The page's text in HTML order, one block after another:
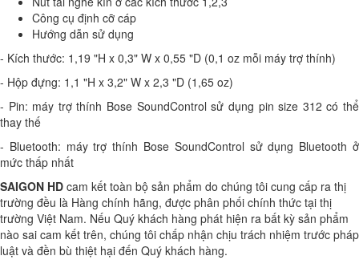
Công cụ định cỡ cáp
Hướng dẫn sử dụng
- Kích thước: 1,19 "H x 0,3" W x 0,55 "D (0,1 oz mỗi máy trợ thính)
- Hộp đựng: 1,1 "H x 3,2" W x 2,3 "D (1,65 oz)
- Pin: máy trợ thính Bose SoundControl sử dụng pin size 312 có thể
thay thế
- Bluetooth: máy trợ thính Bose SoundControl sử dụng Bluetooth ở
mức thấp nhất
SAIGON HD cam kết toàn bộ sản phẩm do chúng tôi cung cấp ra thị
trường đều là Hàng chính hãng, được phân phối chính thức tại thị
trường Việt Nam. Nếu Quý khách hàng phát hiện ra bất kỳ sản phẩm
nào sai cam kết trên, chúng tôi chấp nhận chịu trách nhiệm trước pháp
luật và đền bù thiệt hại đến Quý khách hàng.